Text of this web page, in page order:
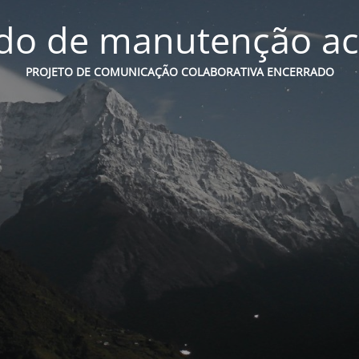
de manutenção
PROJETO DE COMUNICAÇÃO COLABORATIVA ENCERRADO